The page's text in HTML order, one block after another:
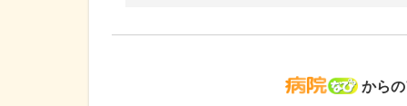
病院な
から